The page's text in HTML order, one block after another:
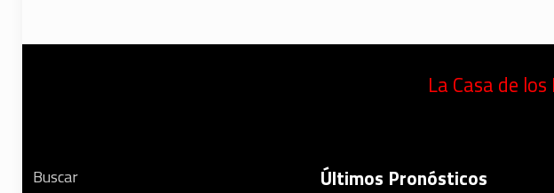
La Casa de
Buscar Últimos Pronósticos